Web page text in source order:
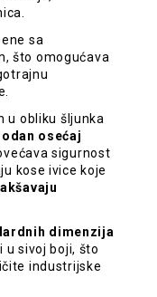
sa
što omogućava
u obliku šljunka
osećaj
sigurnost
kose ivice koje
dimenzija
u sivoj boji, što
industrijske